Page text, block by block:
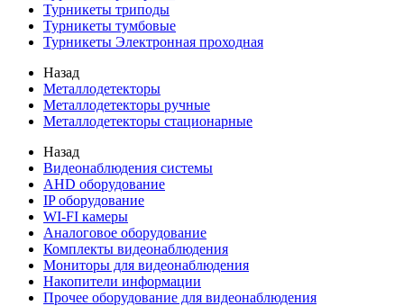
Турникеты триподы
Турникеты тумбовые
Турникеты Электронная проходная
Назад
Металлодетекторы
Металлодетекторы ручные
Металлодетекторы стационарные
Назад
Видеонаблюдения cистемы
AHD оборудование
IP оборудование
WI-FI камеры
Аналоговое оборудование
Комплекты видеонаблюдения
Мониторы для видеонаблюдения
Накопители информации
Прочее оборудование для видеонаблюдения